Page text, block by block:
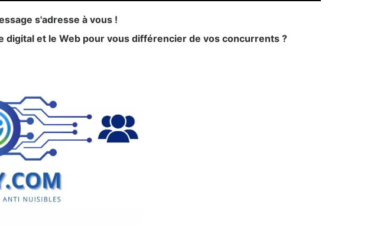
s'adresse à vous !
digital et le Web pour vous différencier de vos concurrents ?